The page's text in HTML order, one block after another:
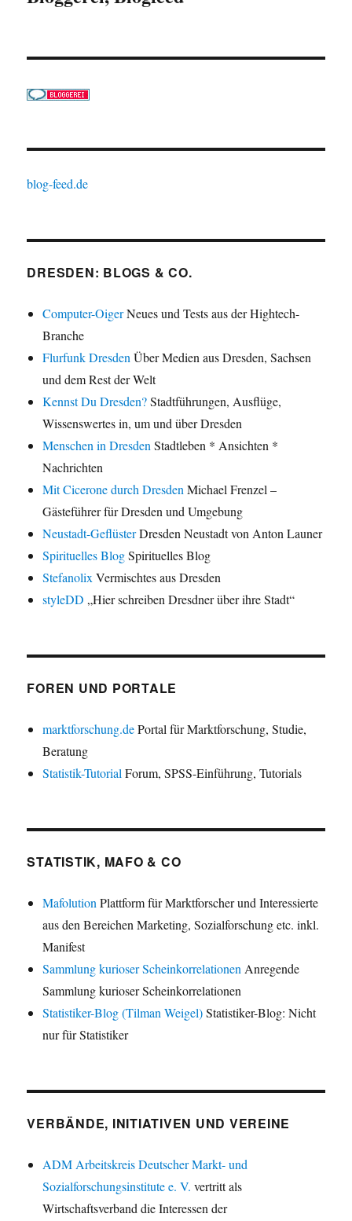
blog-feed.de
DRESDEN: BLOGS & CO.
Computer-OigerNeues und Tests aus der Hightech-
Branche
Flurfunk Dresden Über Medien aus Dresden, Sachsen
und dem Rest der Welt
Kennst Du Dresden?Stadtführungen, Ausflüge,
Wissenswertes in, um und über Dresden
Menschen in Dresden Stadtleben * Ansichten *
Nachrichten
Mit Cicerone durch Dresden Michael Frenzel –
Gästeführer für Dresden und Umgebung
Neustadt-GeflüsterDresden Neustadt von Anton Launer
Spirituelles BlogSpirituelles Blog
Stefanolix Vermischtes aus Dresden
styleDD „Hier schreiben Dresdner über ihre Stadt“
FOREN UND PORTALE
marktforschung.dePortal für Marktforschung, Studie,
Beratung
Statistik-Tutorial Forum, SPSS-Einführung, Tutorials
STATISTIK, MAFO & CO
Mafolution Plattform für Marktforscher und Interessierte
aus den Bereichen Marketing, Sozialforschung etc. inkl.
Manifest
Sammlung kurioser Scheinkorrelationen Anregende
Sammlung kurioser Scheinkorrelationen
Statistiker-Blog (Tilman Weigel)Statistiker-Blog: Nicht
nur für Statistiker
VERBÄNDE, INITIATIVEN UND VEREINE
ADM Arbeitskreis Deutscher Markt- und
Sozialforschungsinstitute e. V. vertritt als
Wirtschaftsverband die Interessen der